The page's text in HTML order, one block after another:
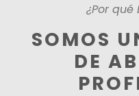
¿Por qué
SOMOS
DE